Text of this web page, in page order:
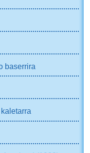
baserrira